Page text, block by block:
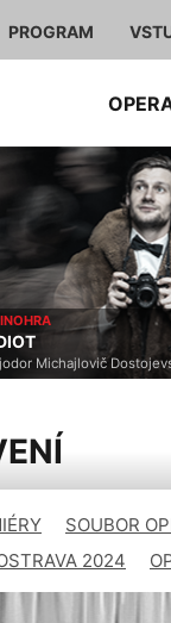
PROGRAM
Michajlovič
SOUBOR
2024